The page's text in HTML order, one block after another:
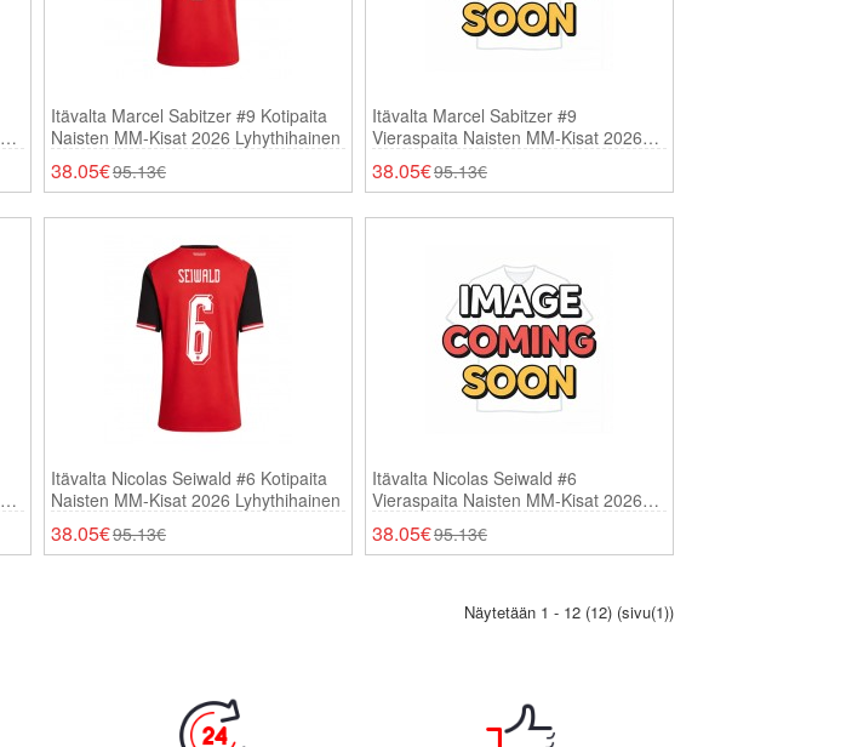
Itävalta Marcel Sabitzer #9 Kotipaita
Naisten MM-Kisat 2026 Lyhythihainen
38.05€95.13€
Itävalta Marcel Sabitzer #9
Vieraspaita Naisten MM-Kisat 2026
Lyhythihainen
38.05€95.13€
Itävalta Nicolas Seiwald #6 Kotipaita
Naisten MM-Kisat 2026 Lyhythihainen
38.05€95.13€
Itävalta Nicolas Seiwald #6
Vieraspaita Naisten MM-Kisat 2026
Lyhythihainen
38.05€95.13€
Näytetään 1 - 12 (12) (sivu(1))